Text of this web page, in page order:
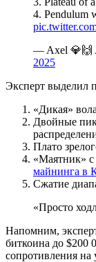
4. Pendulum
— Axel 💎🙌
2025
Эксперт выделил
«Дикая»
Двойные
Плато
«Маятник»
майнинга в
Сжатие
«Просто
Напомним,
биткоина до $200
сопротивления на